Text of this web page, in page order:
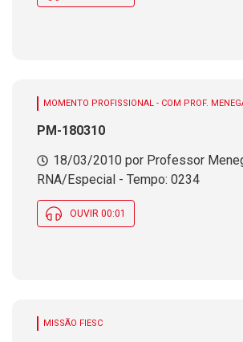
MOMENTO PROFISSIONAL - COM PROF.
PM-180310
18/03/2010 por Professor
RNA/Especial - Tempo: 0234
OUVIR 00:01
MISSÃO FIESC